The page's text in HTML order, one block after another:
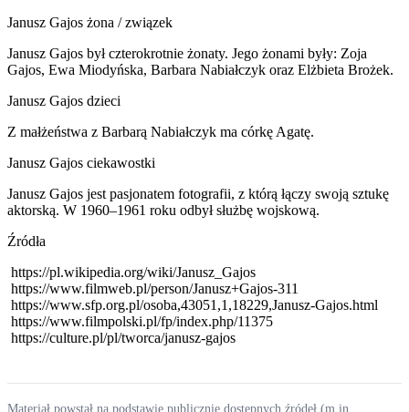
Janusz Gajos żona / związek
Janusz Gajos był czterokrotnie żonaty. Jego żonami były: Zoja
Gajos, Ewa Miodyńska, Barbara Nabiałczyk oraz Elżbieta Brożek.
Janusz Gajos dzieci
Z małżeństwa z Barbarą Nabiałczyk ma córkę Agatę.
Janusz Gajos ciekawostki
Janusz Gajos jest pasjonatem fotografii, z którą łączy swoją sztukę
aktorską. W 1960–1961 roku odbył służbę wojskową.
Źródła
https://pl.wikipedia.org/wiki/Janusz_Gajos
https://www.filmweb.pl/person/Janusz+Gajos-311
https://www.sfp.org.pl/osoba,43051,1,18229,Janusz-Gajos.html
https://www.filmpolski.pl/fp/index.php/11375
https://culture.pl/pl/tworca/janusz-gajos
Materiał powstał na podstawie publicznie dostępnych źródeł (m.in.